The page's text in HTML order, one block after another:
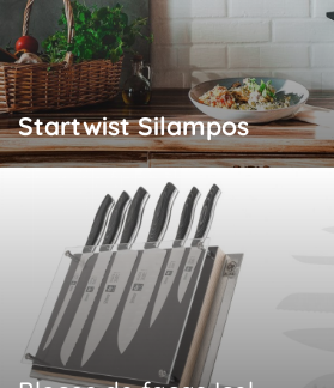
Startwist Silampos